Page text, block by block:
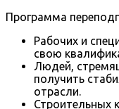
Программа
Рабочих и
свою
Людей,
получить
отрасли.
Строительных